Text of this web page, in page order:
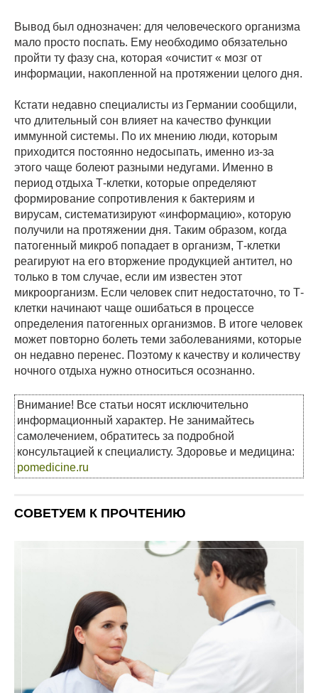
Вывод был однозначен: для человеческого организма
мало просто поспать. Ему необходимо обязательно
пройти ту фазу сна, которая «очистит « мозг от
информации, накопленной на протяжении целого дня.
Кстати недавно специалисты из Германии сообщили,
что длительный сон влияет на качество функции
иммунной системы. По их мнению люди, которым
приходится постоянно недосыпать, именно из-за
этого чаще болеют разными недугами. Именно в
период отдыха Т-клетки, которые определяют
формирование сопротивления к бактериям и
вирусам, систематизируют «информацию», которую
получили на протяжении дня. Таким образом, когда
патогенный микроб попадает в организм, Т-клетки
реагируют на его вторжение продукцией антител, но
только в том случае, если им известен этот
микроорганизм. Если человек спит недостаточно, то Т-
клетки начинают чаще ошибаться в процессе
определения патогенных организмов. В итоге человек
может повторно болеть теми заболеваниями, которые
он недавно перенес. Поэтому к качеству и количеству
ночного отдыха нужно относиться осознанно.
Внимание! Все статьи носят исключительно
информационный характер. Не занимайтесь
самолечением, обратитесь за подробной
консультацией к специалисту. Здоровье и медицина:
pomedicine.ru
СОВЕТУЕМ К ПРОЧТЕНИЮ